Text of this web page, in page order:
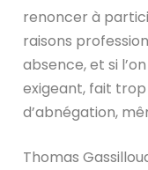
renoncer à
raisons
absence, et si
exigeant, fait
d’abnégation,
Thomas